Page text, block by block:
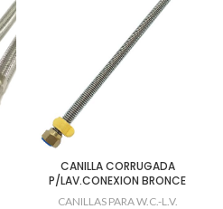
CANILLA CORRUGADA
P/LAV.CONEXION BRONCE
CANILLAS PARA W.C.-L.V.